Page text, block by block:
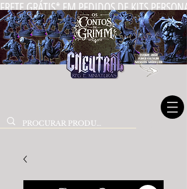
FRETE GRÁTIS* EM PEDIDOS DE KITS